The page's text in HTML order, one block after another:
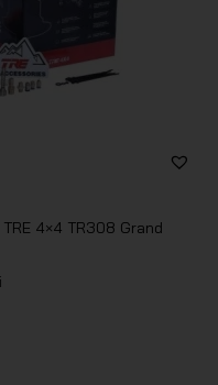
4×4 TR308 Grand